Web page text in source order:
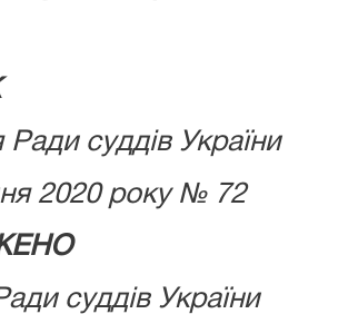
суддів України
2020 року № 72
суддів України